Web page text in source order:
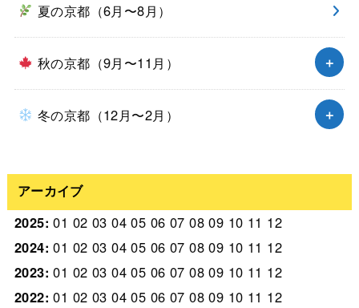
夏の京都（6月〜8月）
秋の京都（9月〜11月）
冬の京都（12月〜2月）
アーカイブ
2025:01 02 03 04 05 06 07 08 09 10 11 12
2024:01 02 03 04 05 06 07 08 09 10 11 12
2023:01 02 03 04 05 06 07 08 09 10 11 12
2022:01 02 03 04 05 06 07 08 09 10 11 12